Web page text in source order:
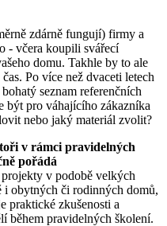
zdárně fungují) firmy a
- včera koupili svářecí
domu. Takhle by to ale
Po více než dvaceti letech
seznam referenčních
být pro váhajícího zákazníka
nebo jaký materiál zvolit?
v rámci pravidelných
pořádá
v podobě velkých
i obytných či rodinných domů,
praktické zkušenosti a
během pravidelných školení.